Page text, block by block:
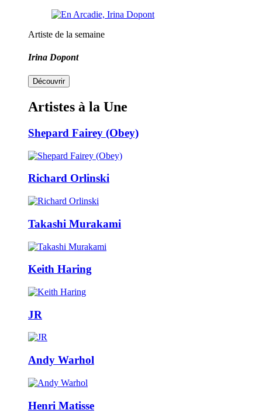
Artiste de la semaine
Irina Dopont
Découvrir
Artistes à la Une
Shepard Fairey (Obey)
Richard Orlinski
Takashi Murakami
Keith Haring
JR
Andy Warhol
Henri Matisse